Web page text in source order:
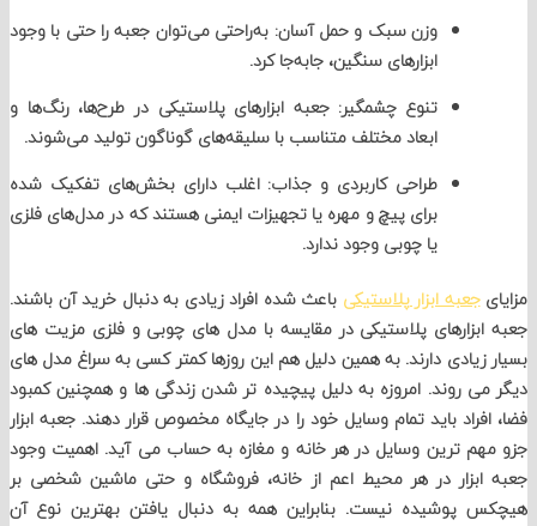
وزن سبک و حمل آسان:به‌راحتی می‌توان جعبه را حتی با وجود
ابزارهای سنگین، جابه‌جا کرد.
تنوع چشمگیر:جعبه ابزارهای پلاستیکی در طرح‌ها، رنگ‌ها و
ابعاد مختلف متناسب با سلیقه‌های گوناگون تولید می‌شوند.
طراحی کاربردی و جذاب: اغلب دارای بخش‌های تفکیک شده
برای پیچ و مهره یا تجهیزات ایمنی هستند که در مدل‌های فلزی
یا چوبی وجود ندارد.
جعبه ابزار پلاستیکیباعث شده افراد زیادی به دنبال خرید آن باشند.
پلاستیکی در مقایسه با مدل های چوبی و فلزی مزیت های
دارند. به همین دلیل هم این روزها کمتر کسی به سراغ مدل های
روند. امروزه به دلیل پیچیده تر شدن زندگی ها و همچنین کمبود
باید تمام وسایل خود را در جایگاه مخصوص قرار دهند. جعبه ابزار
ترین وسایل در هر خانه و مغازه به حساب می آید. اهمیت وجود
در هر محیط اعم از خانه، فروشگاه و حتی ماشین شخصی بر
پوشیده نیست. بنابراین همه به دنبال یافتن بهترین نوع آن